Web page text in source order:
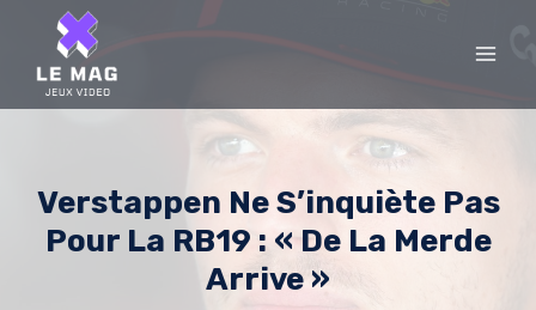
content
Verstappen Ne S’inquiète Pas
Pour La RB19 : « De La Merde
Arrive »